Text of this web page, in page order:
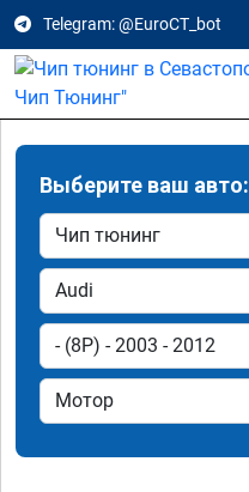
Telegram: @EuroCT_bot
Выберите ваш авто: